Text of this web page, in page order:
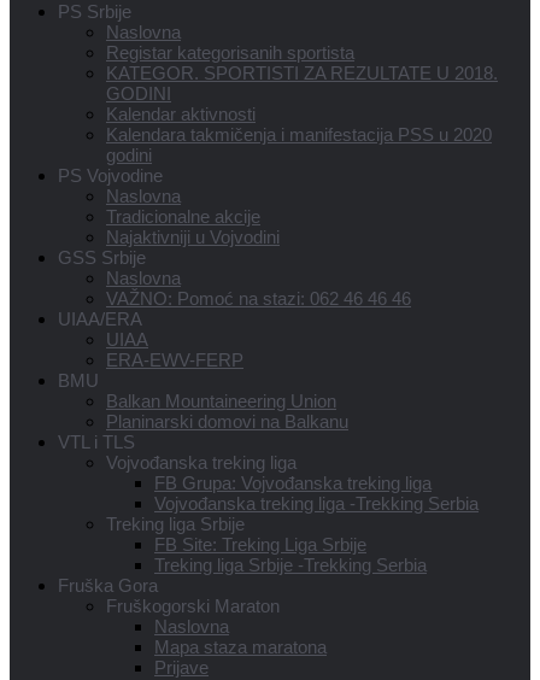
PS Srbije
Naslovna
Registar kategorisanih sportista
KATEGOR. SPORTISTI ZA REZULTATE U 2018.
GODINI
Kalendar aktivnosti
Kalendara takmičenja i manifestacija PSS u 2020
godini
PS Vojvodine
Naslovna
Tradicionalne akcije
Najaktivniji u Vojvodini
GSS Srbije
Naslovna
VAŽNO: Pomoć na stazi: 062 46 46 46
UIAA/ERA
UIAA
ERA-EWV-FERP
BMU
Balkan Mountaineering Union
Planinarski domovi na Balkanu
VTL i TLS
Vojvođanska treking liga
FB Grupa: Vojvođanska treking liga
Vojvođanska treking liga -Trekking Serbia
Treking liga Srbije
FB Site: Treking Liga Srbije
Treking liga Srbije -Trekking Serbia
Fruška Gora
Fruškogorski Maraton
Naslovna
Mapa staza maratona
Prijave